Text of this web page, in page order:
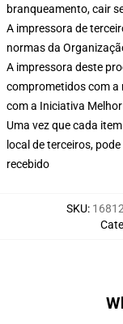
branqueamento, cair
A impressora de
normas da
A impressora deste
comprometidos com a
com a Iniciativa
Uma vez que cada
local de terceiros,
recebido
SKU: